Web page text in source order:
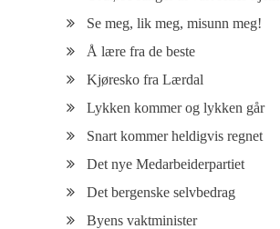
Se meg, lik meg, misunn meg!
Å lære fra de beste
Kjøresko fra Lærdal
Lykken kommer og lykken går
Snart kommer heldigvis regnet
Det nye Medarbeiderpartiet
Det bergenske selvbedrag
Byens vaktminister